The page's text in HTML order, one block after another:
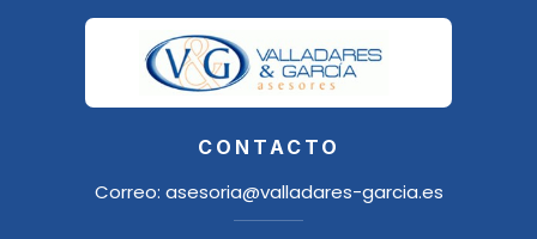
CONTACTO
Correo: asesoria@valladares-garcia.es